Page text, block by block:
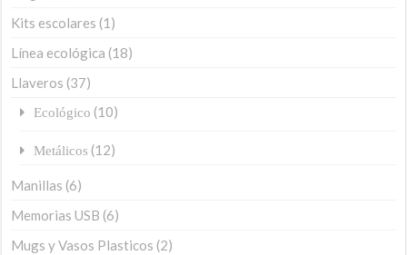
Kits escolares (1)
Línea ecológica (18)
Llaveros (37)
Ecológico (10)
Metálicos (12)
Manillas (6)
Memorias USB (6)
Mugs y Vasos Plasticos (2)